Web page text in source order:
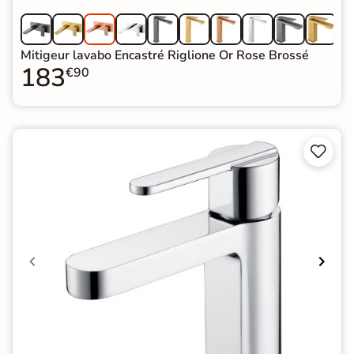
Mitigeur lavabo Encastré Riglione Or Rose Brossé
183€90

